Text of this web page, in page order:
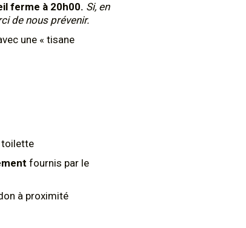
ferme à 20h00. Si, en
de nous prévenir.
une « tisane
toilette
fournis par le
à proximité